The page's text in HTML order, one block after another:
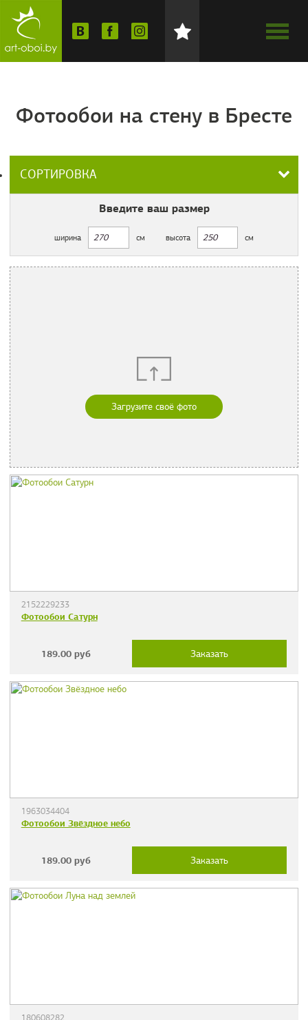
Фотообои на стену в Бресте
СОРТИРОВКА
Введите ваш размер
ширина см высота см
Загрузите своё фото
2152229233
Фотообои Сатурн
189.00 руб Заказать
1963034404
Фотообои Звёздное небо
189.00 руб Заказать